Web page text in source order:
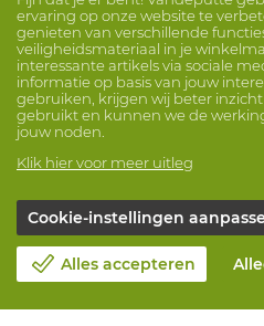
ervaring op onze website te
genieten van verschillende
veiligheidsmateriaal in je
interessante artikels via sociale
informatie op basis van jouw
gebruiken, krijgen wij beter
gebruikt en kunnen we de
jouw noden.
Klik hier voor meer uitleg
Cookie-instellingen
Alles accepteren